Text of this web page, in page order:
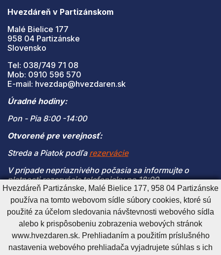
Hvezdáreň v Partizánskom
Malé Bielice 177
958 04 Partizánske
Slovensko
Tel: 038/749 71 08
Mob: 0910 596 570
E-mail: hvezdap@hvezdaren.sk
Úradné hodiny:
Pon - Pia 8:00 -14:00
Otvorené pre verejnosť:
Streda a Piatok podľa rezervácie
V prípade nepriaznivého počasia sa informujte o
platnosti rezervácie telefonicky po 18:00
(V prípade naplnenia kapacity je vstup na pozorovanie
možný len s platnou rezerváciou)
Cookies nastavenieCookies - viac informáciíVyhlásenie o prístupnosti
Technický prevádzkovateľ
Správca obsahu
Hvezdáreň Partizánske, Malé Bielice 177, 958 04 Partizánske
používa na tomto webovom sídle súbory cookies, ktoré sú
použité za účelom sledovania návštevnosti webového sídla
alebo k prispôsobeniu zobrazenia webových stránok
www.hvezdaren.sk. Prehliadaním a použitím príslušného
nastavenia webového prehliadača vyjadrujete súhlas s ich